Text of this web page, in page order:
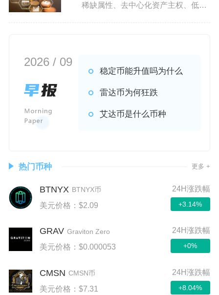
稀缺属性、去中心化资产主权、低成
本全球流通能力与长期累积的
2026 / 09
稳定币能升值吗为什么
雷达币为何狂跌
艾达币是什么币种
热门币种 更多 +
BTNYX BTNYX币
美元价格：$2.09
24H涨跌幅
+3.14%
GRAV Graviton Zero
美元价格：$0.000053
24H涨跌幅
+0%
CMSN CMSN币
美元价格：$7.31
24H涨跌幅
+8.04%